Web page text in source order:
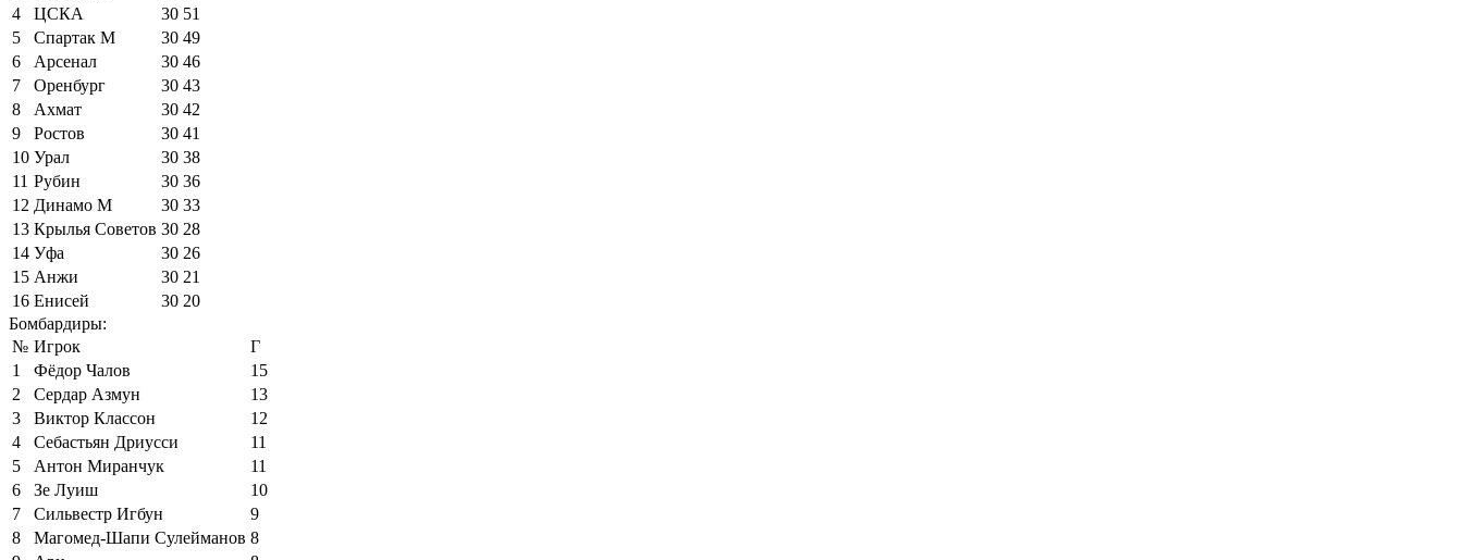
4
ЦСКА 30 51
5
Спартак М 30 49
6
Арсенал 30 46
7
Оренбург 30 43
8
Ахмат 30 42
9
Ростов 30 41
10 Урал 30 38
11 Рубин 30 36
12 Динамо М 30 33
13 Крылья Советов 30 28
14 Уфа 30 26
15 Анжи 30 21
16 Енисей 30 20
Бомбардиры:
№ Игрок
Г
1
Фёдор Чалов
15
2
Сердар Азмун
13
3
Виктор Классон
12
4
Себастьян Дриусси
11
5
Антон Миранчук
11
6
Зе Луиш
10
7
Сильвестр Игбун
9
8
Магомед-Шапи Сулейманов 8